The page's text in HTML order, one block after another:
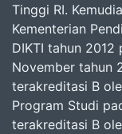
Tinggi RI.
Kementerian
DIKTI tahun
November tahun
terakreditasi B
Program Studi
terakreditasi B